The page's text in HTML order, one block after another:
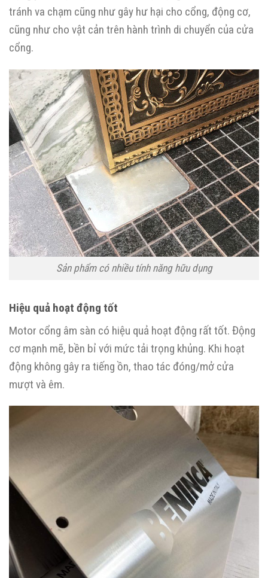
tránh va chạm cũng như gây hư hại cho cổng, động cơ,
cũng như cho vật cản trên hành trình di chuyển của cửa
cổng.
Sản phẩm có nhiều tính năng hữu dụng
Hiệu quả hoạt động tốt
Motor cổng âm sàn có hiệu quả hoạt động rất tốt. Động
cơ mạnh mẽ, bền bỉ với mức tải trọng khủng. Khi hoạt
động không gây ra tiếng ồn, thao tác đóng/mở cửa
mượt và êm.